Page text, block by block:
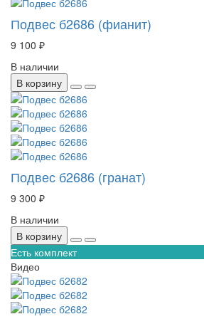
Подвес б2686 (фианит)
9 100 ₽
В наличии
В корзину
Подвес б2686 (гранат)
9 300 ₽
В наличии
В корзину
Есть комплект
Видео